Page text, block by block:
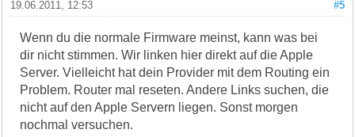
#5
19.06.2011, 12:53
Wenn du die normale Firmware meinst, kann was bei
dir nicht stimmen. Wir linken hier direkt auf die Apple
Server. Vielleicht hat dein Provider mit dem Routing ein
Problem. Router mal reseten. Andere Links suchen, die
nicht auf den Apple Servern liegen. Sonst morgen
nochmal versuchen.